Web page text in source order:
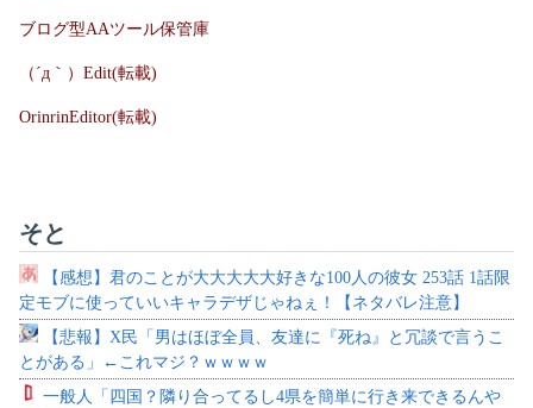
ブログ型AAツール保管庫
（´д｀）Edit(転載)
OrinrinEditor(転載)
そと
【感想】君のことが大大大大大好きな100人の彼女 253話 1話限
定モブに使っていいキャラデザじゃねぇ！【ネタバレ注意】
【悲報】X民「男はほぼ全員、友達に『死ね』と冗談で言うこ
とがある」←これマジ？ｗｗｗｗ
一般人「四国？隣り合ってるし4県を簡単に行き来できるんや